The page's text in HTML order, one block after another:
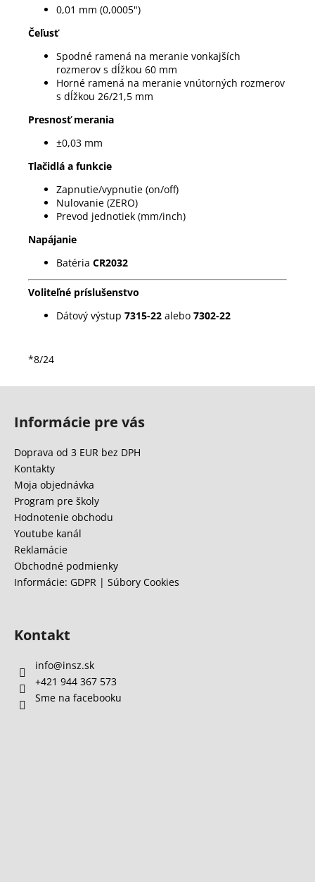
0,01 mm (0,0005")
Čeľusť
Spodné ramená na meranie vonkajších
rozmerov s dĺžkou 60 mm
Horné ramená na meranie vnútorných rozmerov
s dĺžkou 26/21,5 mm
Presnosť merania
±0,03 mm
Tlačidlá a funkcie
Zapnutie/vypnutie (on/off)
Nulovanie (ZERO)
Prevod jednotiek (mm/inch)
Napájanie
Batéria CR2032
Voliteľné príslušenstvo
Dátový výstup 7315-22 alebo 7302-22
*8/24
Informácie pre vás
Doprava od 3 EUR bez DPH
Kontakty
Moja objednávka
Program pre školy
Hodnotenie obchodu
Youtube kanál
Reklamácie
Obchodné podmienky
Informácie: GDPR | Súbory Cookies
Kontakt
info@insz.sk
+421 944 367 573
Sme na facebooku